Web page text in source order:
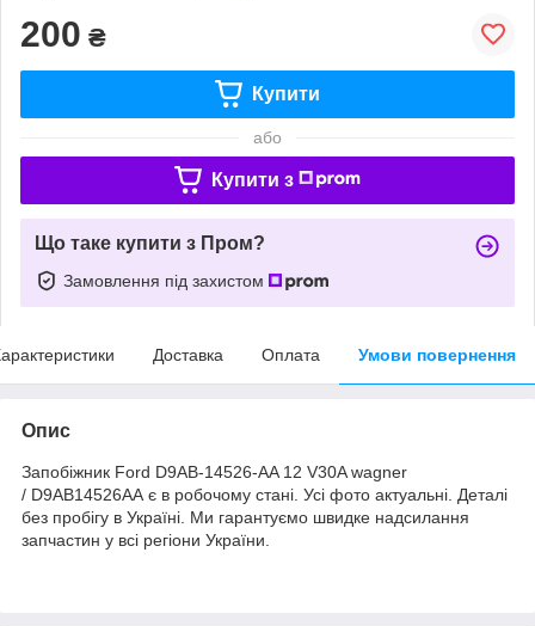
200 ₴
Купити
або
Купити з
Що таке купити з Пром?
Замовлення під захистом
Доставка Оплата Умови повернення
Опис
Запобіжник Ford D9AB-14526-AA 12 V30A wagner
/ D9AB14526AA є в робочому стані. Усі фото актуальні. Деталі
без пробігу в Україні. Ми гарантуємо швидке надсилання
запчастин у всі регіони України.